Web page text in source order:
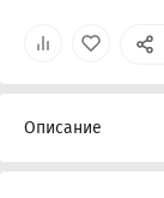
Описание